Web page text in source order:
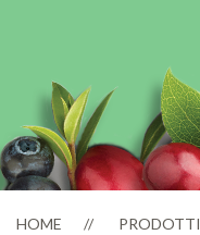
HOME
PRODOTTI